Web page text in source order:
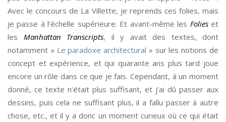
Avec le concours de La Villette, je reprends ces folies, mais
je passe à l’échelle supérieure. Et avant-même les Folieset
les Manhattan Transcripts, il y avait des textes, dont
notamment « Le paradoxe architectural » sur les notions de
concept et expérience, et qui quarante ans plus tard joue
encore un rôle dans ce que je fais. Cependant, à un moment
donné, ce texte n’était plus suffisant, et j’ai dû passer aux
dessins, puis cela ne suffisant plus, il a fallu passer à autre
chose, etc., et il y a donc un moment curieux où ce qui était